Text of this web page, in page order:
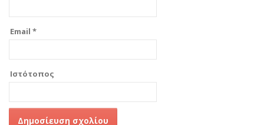
Email *
Ιστότοπος